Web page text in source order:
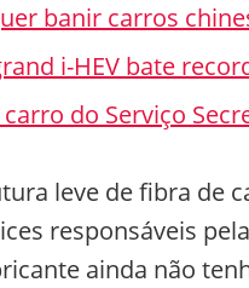
banir carros
i-HEV bate
do Serviço
leve de fibra de
responsáveis
ainda não